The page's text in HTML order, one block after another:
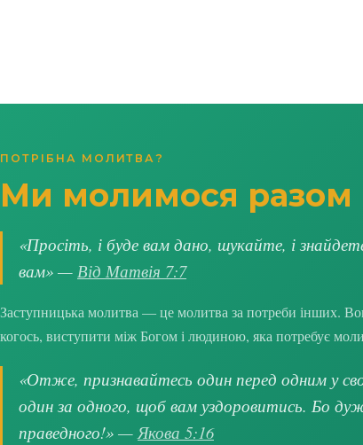
ПОТРІБНА МОЛИТВА?
Ми молимося разом
«Просіть, і буде вам дано, шукайте, і
вам» — Від Матвія 7:7
Заступницька молитва — це молитва за потреби інших.
когось, виступити між Богом і людиною, яка потребує
«Отже, признавайтесь один перед одним у
один за одного, щоб вам уздоровитись. Бо
праведного!» —Якова 5:16